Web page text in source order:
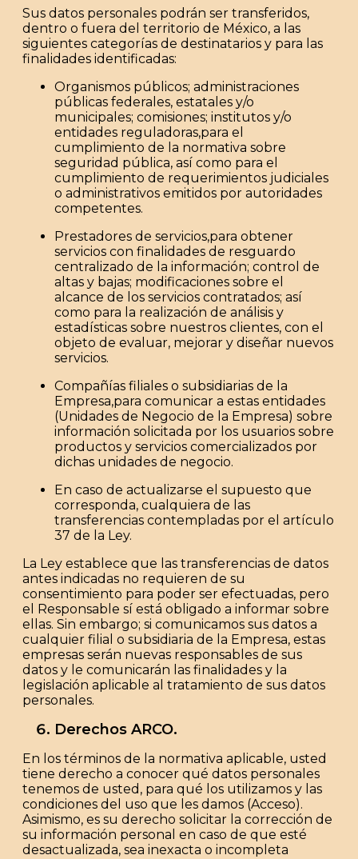
Sus datos personales podrán ser transferidos,
dentro o fuera del territorio de México, a las
siguientes categorías de destinatarios y para las
finalidades identificadas:
Organismos públicos; administraciones
públicas federales, estatales y/o
municipales; comisiones; institutos y/o
entidades reguladoras,para el
cumplimiento de la normativa sobre
seguridad pública, así como para el
cumplimiento de requerimientos judiciales
o administrativos emitidos por autoridades
competentes.
Prestadores de servicios,para obtener
servicios con finalidades de resguardo
centralizado de la información; control de
altas y bajas; modificaciones sobre el
alcance de los servicios contratados; así
como para la realización de análisis y
estadísticas sobre nuestros clientes, con el
objeto de evaluar, mejorar y diseñar nuevos
servicios.
Compañías filiales o subsidiarias de la
Empresa,para comunicar a estas entidades
(Unidades de Negocio de la Empresa) sobre
información solicitada por los usuarios sobre
productos y servicios comercializados por
dichas unidades de negocio.
En caso de actualizarse el supuesto que
corresponda, cualquiera de las
transferencias contempladas por el artículo
37 de la Ley.
La Ley establece que las transferencias de datos
antes indicadas no requieren de su
consentimiento para poder ser efectuadas, pero
el Responsable sí está obligado a informar sobre
ellas. Sin embargo; si comunicamos sus datos a
cualquier filial o subsidiaria de la Empresa, estas
empresas serán nuevas responsables de sus
datos y le comunicarán las finalidades y la
legislación aplicable al tratamiento de sus datos
personales.
Derechos ARCO.
En los términos de la normativa aplicable, usted
tiene derecho a conocer qué datos personales
tenemos de usted, para qué los utilizamos y las
condiciones del uso que les damos (Acceso).
Asimismo, es su derecho solicitar la corrección de
su información personal en caso de que esté
desactualizada, sea inexacta o incompleta